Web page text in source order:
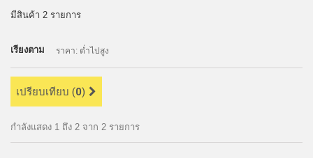
มีสินค้า 2 รายการ
เรียงตาม ราคา: ต่ำไปสูง
เปรียบเทียบ (0)
กำลังแสดง 1 ถึง 2 จาก 2 รายการ